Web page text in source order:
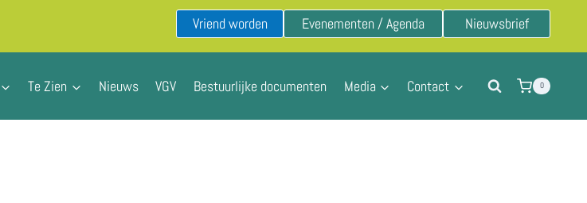
Vriend worden Evenementen / Agenda Nieuwsbrief
Te Zien Nieuws VGV Bestuurlijke documenten Media Contact 0